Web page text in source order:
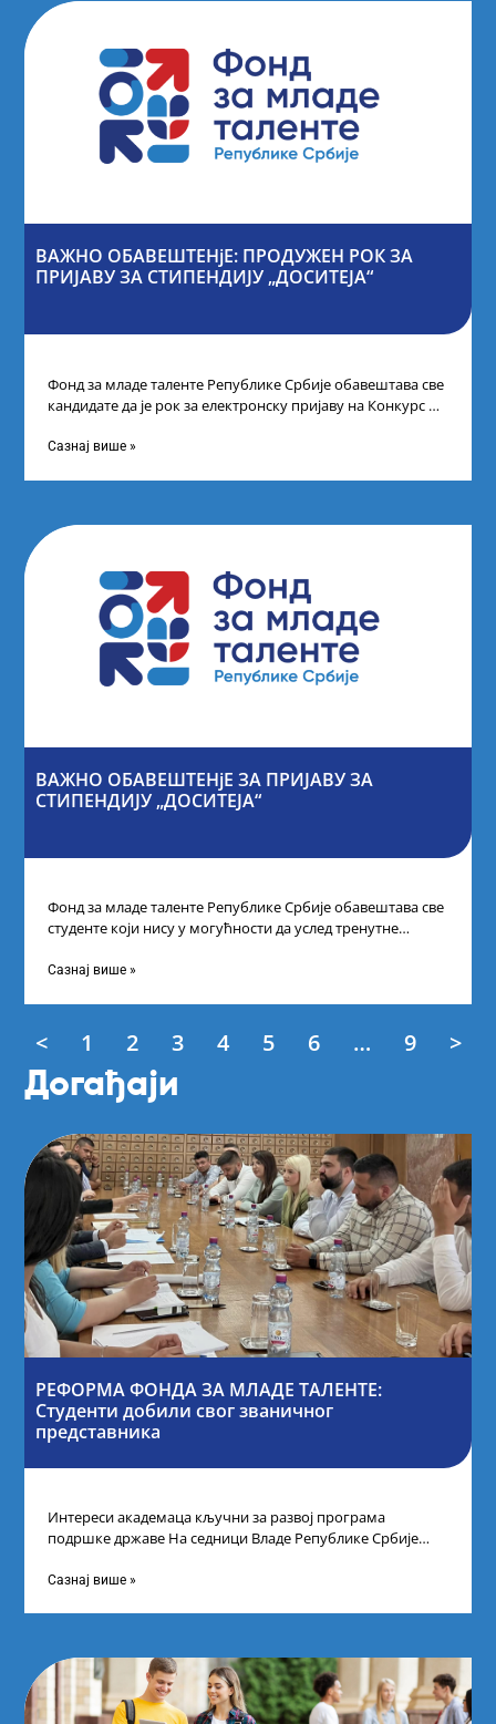
ВАЖНО ОБАВЕШТЕНјЕ: ПРОДУЖЕН РОК ЗА
ПРИЈАВУ ЗА СТИПЕНДИЈУ „ДОСИТЕЈА“
Фонд за младе таленте Републике Србије обавештава све
кандидате да је рок за електронску пријаву на Конкурс за
Сазнај више »
ВАЖНО ОБАВЕШТЕНјЕ ЗА ПРИЈАВУ ЗА
СТИПЕНДИЈУ „ДОСИТЕЈА“
Фонд за младе таленте Републике Србије обавештава све
студенте који нису у могућности да услед тренутне
Сазнај више »
< 1 2 3 4 5 6 … 9 >
Догађаји
РЕФОРМА ФОНДА ЗА МЛАДЕ ТАЛЕНТЕ:
Студенти добили свог званичног
представника
Интереси академаца кључни за развој програма
подршке државе На седници Владе Републике Србије
Сазнај више »